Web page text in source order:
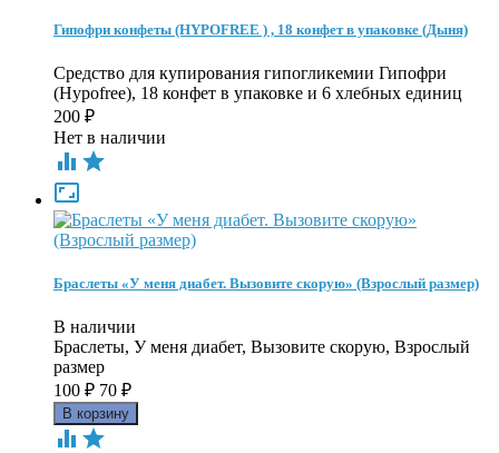
Гипофри конфеты (HYPOFREE ) , 18 конфет в упаковке (Дыня)
Средство для купирования гипогликемии Гипофри
(Hypofree), 18 конфет в упаковке и 6 хлебных единиц
200 ₽
Нет в наличии
 

Браслеты «У меня диабет. Вызовите скорую» (Взрослый размер)
В наличии
Браслеты, У меня диабет, Вызовите скорую, Взрослый
размер
100 ₽ 70 ₽
 